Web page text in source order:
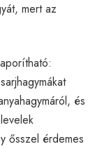
mert az
és
ősszel érdemes